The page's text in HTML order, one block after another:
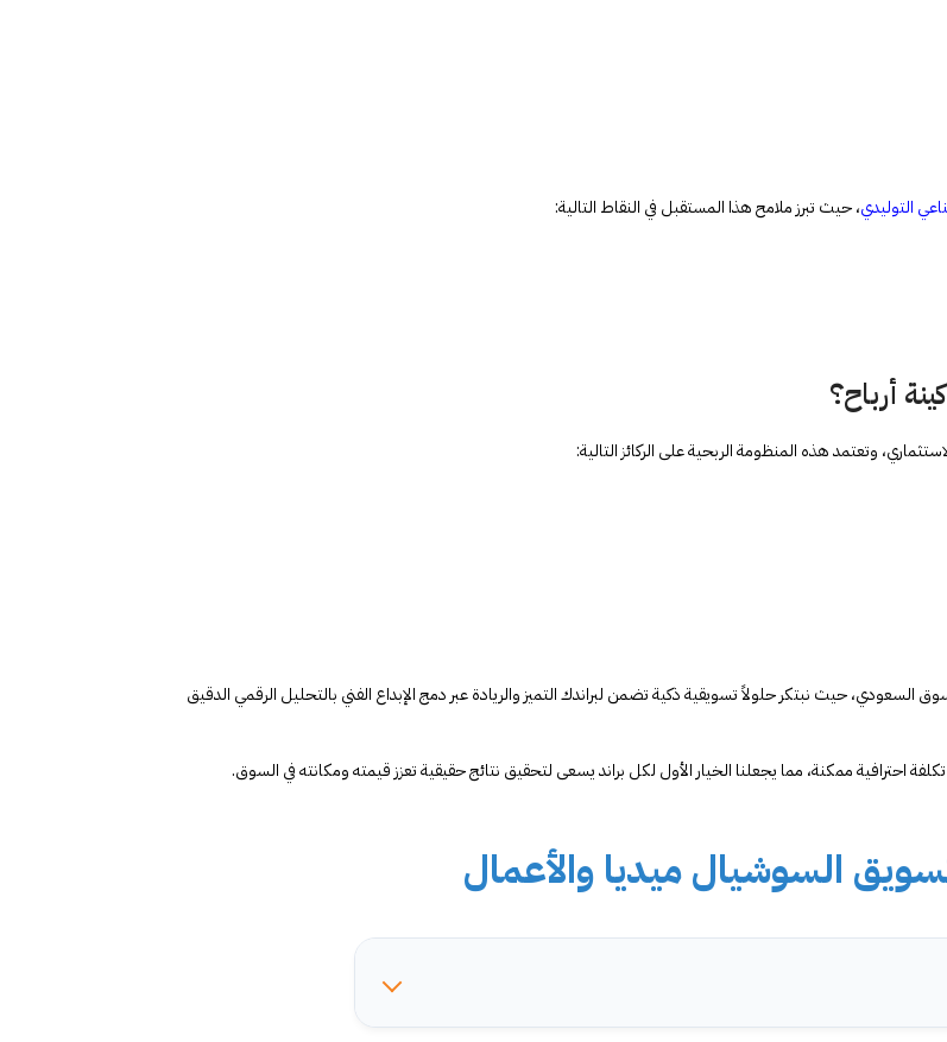
التوليدي، حيث تبرز ملامح هذا المستقبل في النقاط التالية:
أرباح؟
وتعتمد هذه المنظومة الربحية على الركائز التالية:
حيث نبتكر حلولاً تسويقية ذكية تضمن لبراندك التميز والريادة عبر دمج الإبداع الفني بالتحليل الرقمي الدقيق
احترافية ممكنة، مما يجعلنا الخيار الأول لكل براند يسعى لتحقيق نتائج حقيقية تعزز قيمته ومكانته في السوق.
السوشيال ميديا والأعمال